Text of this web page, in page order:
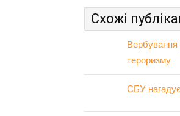
Схожі
Вербування
тероризму
СБУ